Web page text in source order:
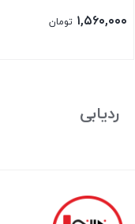
۱,۵۶۰,۰۰۰ تومان
ردیابی